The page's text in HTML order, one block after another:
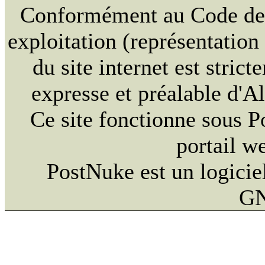
Conformément au Code
exploitation
du site internet est
expresse et préalable
Ce site fonctionne sous
portail
PostNuke est un